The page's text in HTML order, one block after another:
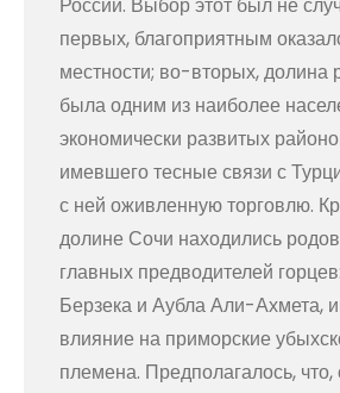
первых, благоприятным
местности; во-вторых, долина
была одним из наиболее
экономически развитых
имевшего тесные связи с
с ней оживленную торговлю.
долине Сочи находились
главных предводителей
Берзека и Аубла Али-Ахмета,
влияние на приморские
племена. Предполагалось, что,